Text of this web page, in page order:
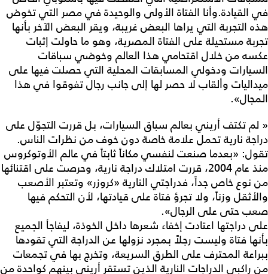
في القيادة.وأنا الفتاة الأولى والوحيدة في مصر التي تخوض
هذه التجربة التي يراها البعض غريبة، ويقر البعض الآخر بأنها
تجربة مستحيلة على الفتاة المصرية، وهو ما حاولت إثبات
عكسه من خلال اقتحامي هذا العالم وخوضي سباقات
السيارات ودخولي المسابقات المحلية التي حصلت فيها على
ميداليات وألقاب لا حصر لها إلى جانب رجال تفوقوا في هذا
المجال».
« لم تكتف أريني بعالم سباق السيارات، بل قررت التجوّل على
دراجة نارية تحمل علامة خاصة دون خوف من نظرات الناس.
تقول: «بعدما صنعت لنفسي مكاناً ثابتاً في عالم الأوتوكروس
منذ عام 2004، قررت امتلاك دراجة نارية، وحرصت على اقتنائها
من نوع خاص جداً، فدراجتي النارية «كروزر» وتعتبر الأصعب
والأثقل وزناً، ولا تجرؤ فتاة على قيادتها، لأن التحكم فيها
صعب حتى على الرجال».
على دراجتها اعتادت إخفاء شعرها داخل الخوذة، ليفاجأ الجميع
بأنها فتاة وليست رجلاً بمجرد نزولها عن الدراجة التي تقودها
ببراعة المحترف على الطرق السريعة، وتخرج بها في تجمعات
من راكبي الدراجات النارية الذين تستقر أريني بينهم كواحدة من